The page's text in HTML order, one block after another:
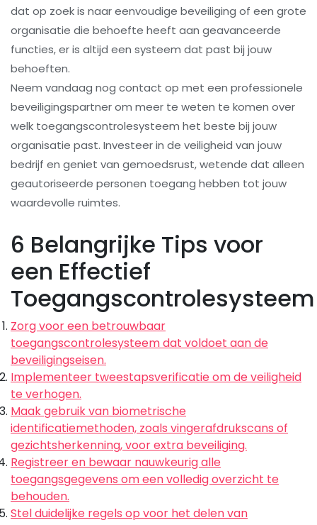
dat op zoek is naar eenvoudige beveiliging of een grote
organisatie die behoefte heeft aan geavanceerde
functies, er is altijd een systeem dat past bij jouw
behoeften.
Neem vandaag nog contact op met een professionele
beveiligingspartner om meer te weten te komen over
welk toegangscontrolesysteem het beste bij jouw
organisatie past. Investeer in de veiligheid van jouw
bedrijf en geniet van gemoedsrust, wetende dat alleen
geautoriseerde personen toegang hebben tot jouw
waardevolle ruimtes.
6 Belangrijke Tips voor
een Effectief
Toegangscontrolesysteem
Zorg voor een betrouwbaar
toegangscontrolesysteem dat voldoet aan de
beveiligingseisen.
Implementeer tweestapsverificatie om de veiligheid
te verhogen.
Maak gebruik van biometrische
identificatiemethoden, zoals vingerafdrukscans of
gezichtsherkenning, voor extra beveiliging.
Registreer en bewaar nauwkeurig alle
toegangsgegevens om een volledig overzicht te
behouden.
Stel duidelijke regels op voor het delen van